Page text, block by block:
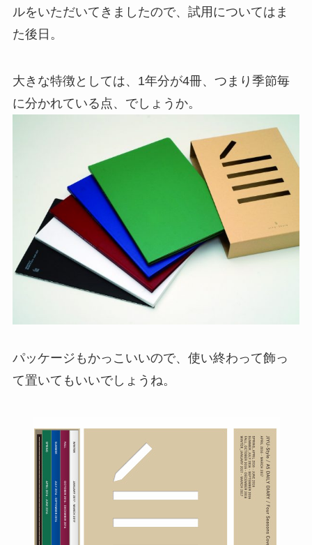
ルをいただいてきましたので、試用についてはま
た後日。
大きな特徴としては、1年分が4冊、つまり季節毎
に分かれている点、でしょうか。
パッケージもかっこいいので、使い終わって飾っ
て置いてもいいでしょうね。